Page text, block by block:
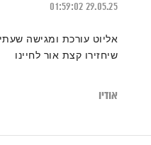
29.05.25
01:59:02
אליוט עורכת ומגישה
שיחזירו קצת אור לחיינו
אודיו